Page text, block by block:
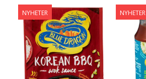
NYHETER NYHETER